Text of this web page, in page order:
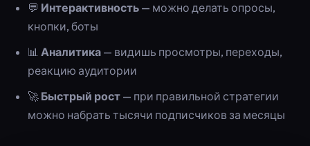
💬 Интерактивность — можно делать опросы,
кнопки, боты
📊 Аналитика — видишь просмотры, переходы,
реакцию аудитории
🚀 Быстрый рост — при правильной стратегии
можно набрать тысячи подписчиков за месяцы